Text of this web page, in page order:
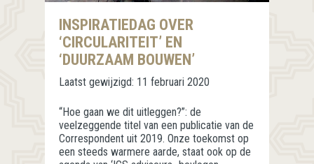
INSPIRATIEDAG OVER
‘CIRCULARITEIT’ EN
‘DUURZAAM BOUWEN’
Laatst gewijzigd: 11 februari 2020
“Hoe gaan we dit uitleggen?”: de
veelzeggende titel van een publicatie van de
Correspondent uit 2019. Onze toekomst op
een steeds warmere aarde, staat ook op de